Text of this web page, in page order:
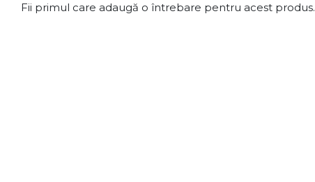
Fii primul care adaugă o întrebare pentru acest produs.